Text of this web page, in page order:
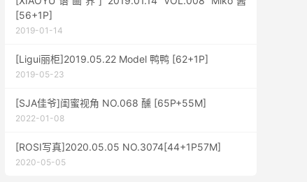
[56+1P]
2019-01-14
[Ligui丽柜]2019.05.22 Model 鸭鸭 [62+1P]
2019-05-23
[SJA佳爷]闺蜜视角 NO.068 醺 [65P+55M]
2022-01-08
[ROSI写真]2020.05.05 NO.3074[44+1P57M]
2020-05-05